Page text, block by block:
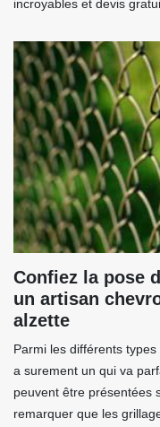
incroyables et devis
Confiez la pose
un artisan
alzette
Parmi les différents
a surement un qui va
peuvent être présentées
remarquer que les